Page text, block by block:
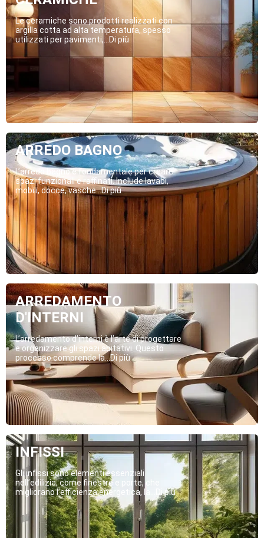
Le ceramiche sono prodotti realizzati con
argilla cotta ad alta temperatura, spesso
utilizzati per pavimenti,...Di più
ARREDO BAGNO
L’arredo bagno è fondamentale per creare
spazi funzionali e raffinati. Include lavabi,
mobili, docce, vasche...Di più
ARREDAMENTO
D'INTERNI
L’arredamento d’interni è l’arte di progettare
e organizzare gli spazi abitativi. Questo
processo comprende la...Di più
INFISSI
Gli infissi sono elementi essenziali
nell’edilizia, come finestre e porte, che
migliorano l’efficienza energetica, la...Di più